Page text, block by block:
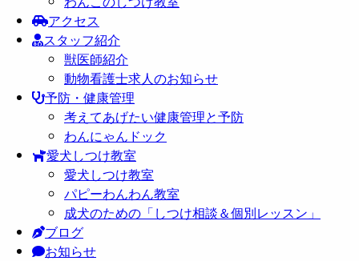
アクセス
スタッフ紹介
獣医師紹介
動物看護士求人のお知らせ
予防・健康管理
考えてあげたい健康管理と予防
わんにゃんドック
愛犬しつけ教室
愛犬しつけ教室
パピーわんわん教室
成犬のための「しつけ相談＆個別レッスン」
ブログ
お知らせ